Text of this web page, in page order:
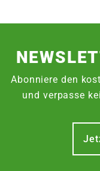
Abonniere den
und verpasse